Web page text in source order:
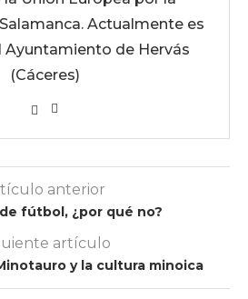
Actualmente es
Ayuntamiento de Hervás
(Cáceres)
anterior
fútbol, ¿por qué no?
artículo
y la cultura minoica